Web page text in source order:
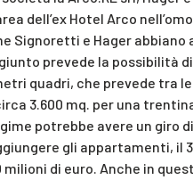
dell’ex Hotel Arco
Signoretti e Hager abbiano
prevede la possibilità
quadri, che prevede tra
3.600 mq. per una
potrebbe avere un giro
gli appartamenti, il
di euro. Anche in